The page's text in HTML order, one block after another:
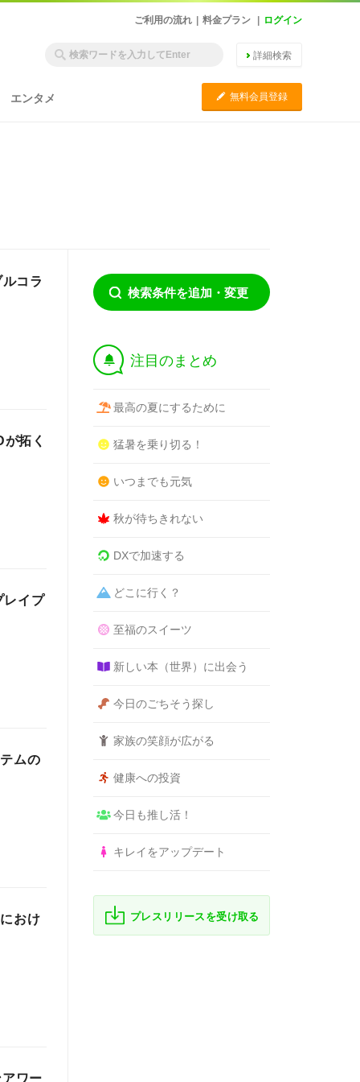
ご利用の流れ 料金プラン ログイン
詳細検索
エンタメ C 無料会員登録
コラ
拓く
レイプ
ムの
おけ
ワー
検索条件を追加・変更
† 注目のまとめ
最高の夏にするために
猛暑を乗り切る！
いつまでも元気
秋が待ちきれない
DXで加速する
どこに行く？
至福のスイーツ
新しい本（世界）に出会う
今日のごちそう探し
家族の笑顔が広がる
健康への投資
今日も推し活！
キレイをアップデート
プレスリリースを受け取る